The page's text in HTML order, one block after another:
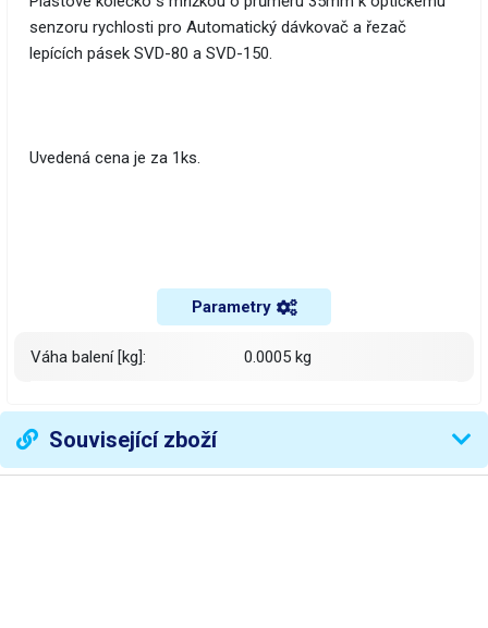
senzoru rychlosti pro Automatický dávkovač a řezač
lepících pásek SVD-80 a SVD-150.
Uvedená cena je za 1ks.
Parametry
Váha balení [kg]: 0.0005 kg
Související zboží